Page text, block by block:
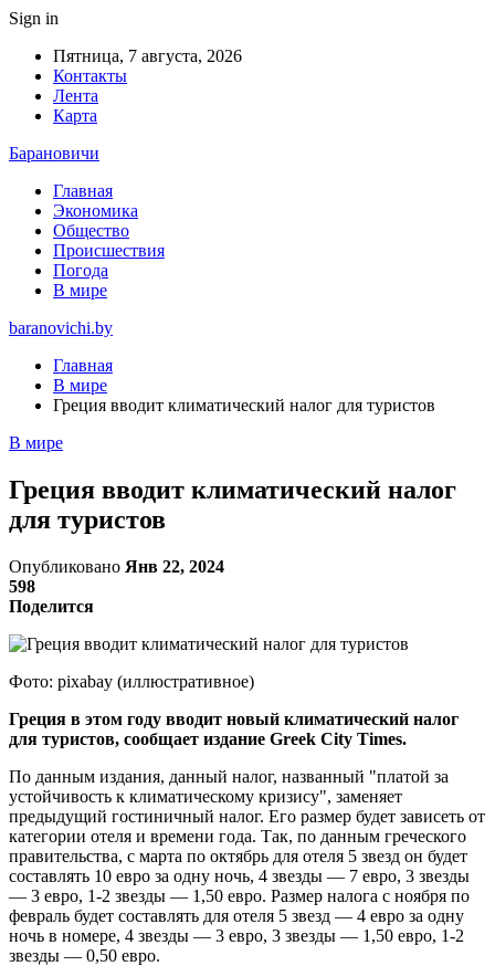
Sign in
Пятница, 7 августа, 2026
Контакты
Лента
Карта
Барановичи
Главная
Экономика
Общество
Происшествия
Погода
В мире
baranovichi.by
Главная
В мире
Греция вводит климатический налог для туристов
В мире
Греция вводит климатический налог
для туристов
Опубликовано Янв 22, 2024
598
Поделится
Фото: pixabay (иллюстративное)
Греция в этом году вводит новый климатический налог
для туристов, сообщает издание Greek City Times.
По данным издания, данный налог, названный "платой за
устойчивость к климатическому кризису", заменяет
предыдущий гостиничный налог. Его размер будет зависеть от
категории отеля и времени года. Так, по данным греческого
правительства, с марта по октябрь для отеля 5 звезд он будет
составлять 10 евро за одну ночь, 4 звезды — 7 евро, 3 звезды
— 3 евро, 1-2 звезды — 1,50 евро. Размер налога с ноября по
февраль будет составлять для отеля 5 звезд — 4 евро за одну
ночь в номере, 4 звезды — 3 евро, 3 звезды — 1,50 евро, 1-2
звезды — 0,50 евро.